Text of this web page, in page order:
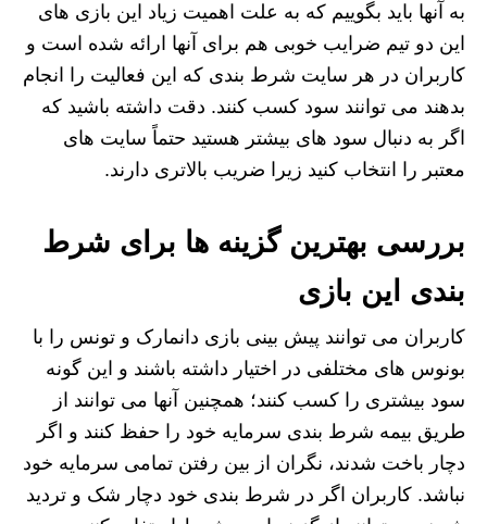
به آنها باید بگوییم که به علت اهمیت زیاد این بازی‌ های
این دو تیم ضرایب خوبی هم برای آنها ارائه شده است و
کاربران در هر سایت شرط بندی که این فعالیت را انجام
بدهند می‌ توانند سود کسب کنند. دقت داشته باشید که
اگر به دنبال سود های بیشتر هستید حتماً سایت های
معتبر را انتخاب کنید زیرا ضریب بالاتری دارند.
بررسی بهترین گزینه ها برای شرط
بندی این بازی
کاربران می توانند پیش بینی بازی دانمارک و تونس را با
بونوس های مختلفی در اختیار داشته باشند و این گونه
سود بیشتری را کسب کنند؛ همچنین آنها می توانند از
طریق بیمه شرط بندی سرمایه خود را حفظ کنند و اگر
دچار باخت شدند، نگران از بین رفتن تمامی سرمایه خود
نباشد. کاربران اگر در شرط بندی خود دچار شک و تردید